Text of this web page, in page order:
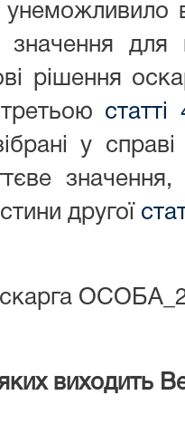
значення для
рішення
у
значення,
другої
скарга
виходить